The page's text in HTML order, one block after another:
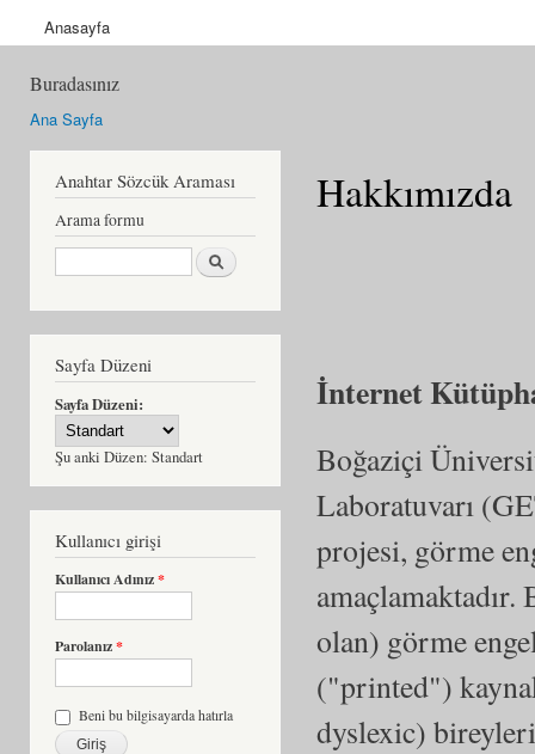
Anasayfa
Buradasınız
Ana Sayfa
Anahtar Sözcük Araması
Arama formu
Ara
Sayfa Düzeni
Sayfa Düzeni:
Şu anki Düzen: Standart
Kullanıcı girişi
Kullanıcı Adınız*
Parolanız*
Beni bu bilgisayarda hatırla
Hakkımızda
İnternet
Boğaziçi
Laboratuvarı
projesi, görme
amaçlamaktadır.
olan) görme
("printed")
dyslexic)